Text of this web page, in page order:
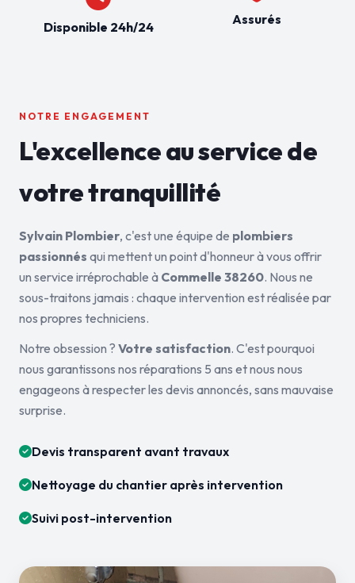
Disponible 24h/24 Assurés
NOTRE ENGAGEMENT
L'excellence au service de
votre tranquillité
Sylvain Plombier, c'est une équipe de plombiers
passionnés qui mettent un point d'honneur à vous offrir
un service irréprochable à Commelle 38260. Nous ne
sous-traitons jamais : chaque intervention est réalisée par
nos propres techniciens.
Notre obsession ? Votre satisfaction. C'est pourquoi
nous garantissons nos réparations 5 ans et nous nous
engageons à respecter les devis annoncés, sans mauvaise
surprise.
Devis transparent avant travaux
Nettoyage du chantier après intervention
Suivi post-intervention